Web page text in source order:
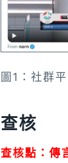
圖1：社群
查核
查核點：傳